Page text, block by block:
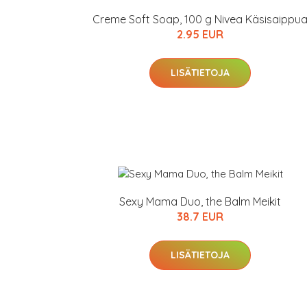
Creme Soft Soap, 100 g Nivea Käsisaippua
2.95 EUR
LISÄTIETOJA
Sexy Mama Duo, the Balm Meikit
38.7 EUR
LISÄTIETOJA